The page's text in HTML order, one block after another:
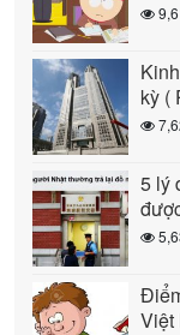
kỳ (
5 lý
Việt